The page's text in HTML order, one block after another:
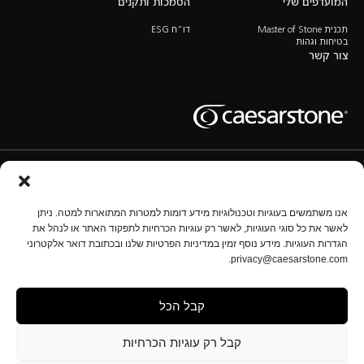
אנו משתמשים בעוגיות וטכנולוגיות מידע דומות למטרות המתוארות למטה. ניתן
לאשר את כל סוגי העוגיות, לאשר רק עוגיות הכרחיות לתפקוד האתר או לנהל את
הגדרות העוגיות. מידע נוסף זמין במדיניות הפרטיות שלנו ובכתובת דואר אלקטרוני
privacy@caesarstone.com.
קבל הכל
קבל רק עוגיות הכרחיות
תכנית Master of Stone
בטיחות וגהות
דו”ח ESG
צור קשר
התוכן המופיע באתר זה אינו מהווה את המידע המלא והמקיף בנוגע לנושאים מקצועיים, גיהותיים ובטיחותיים
זה, ליעילותם או לגבי מידת התאמתם. על בעלי מפעלי העיבוד מוטלת האחריות המלאה לבטיחות וגיהות
עובדיהם, לרבות לעניין סיכונים הנוגעים לאבק סיליקה. תחומי אחריות אלו כוללים את החובה להכיר את
התקנות ותקני הבטיחות והגיהות החלים ולציית להם באופן מלא. המידע באתר זה אינו מהווה ייעוץ מקצועי,
רפואי, גיהותי, בטיחותי או משפטי מכל סוג, ואינו מהווה פרשנות של חוק, תקנה או תקן כלשהו; כמו כן, אין
לראות בו תחליף להתייעצות עם אנשי מקצוע בתחום הגיהות והבטיחות.